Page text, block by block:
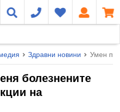
Здравни новини Умен
болезнените
на